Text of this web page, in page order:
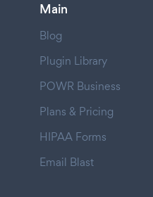
Main
Blog
Plugin Library
POWR Business
Plans & Pricing
HIPAA Forms
Email Blast